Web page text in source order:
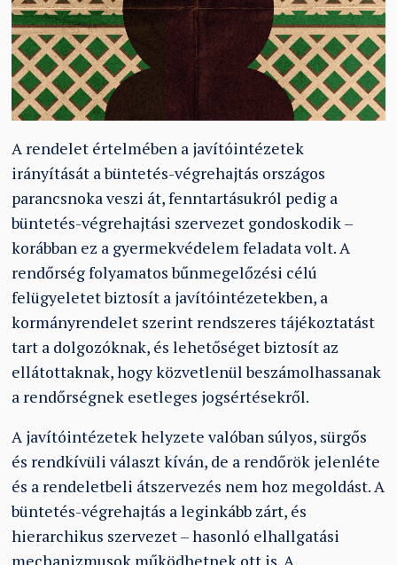
A rendelet értelmében a javítóintézetek
irányítását a büntetés-végrehajtás országos
parancsnoka veszi át, fenntartásukról pedig a
büntetés-végrehajtási szervezet gondoskodik –
korábban ez a gyermekvédelem feladata volt. A
rendőrség folyamatos bűnmegelőzési célú
felügyeletet biztosít a javítóintézetekben, a
kormányrendelet szerint rendszeres tájékoztatást
tart a dolgozóknak, és lehetőséget biztosít az
ellátottaknak, hogy közvetlenül beszámolhassanak
a rendőrségnek esetleges jogsértésekről.
A javítóintézetek helyzete valóban súlyos, sürgős
és rendkívüli választ kíván, de a rendőrök jelenléte
és a rendeletbeli átszervezés nem hoz megoldást. A
büntetés-végrehajtás a leginkább zárt, és
hierarchikus szervezet – hasonló elhallgatási